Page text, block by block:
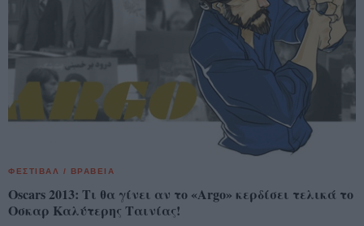
ΦΕΣΤΙΒΑΛ / ΒΡΑΒΕΙΑ
Oscars 2013: Τι θα γίνει αν το «Argo» κερδίσει τελικά το
Οσκαρ Καλύτερης Ταινίας!